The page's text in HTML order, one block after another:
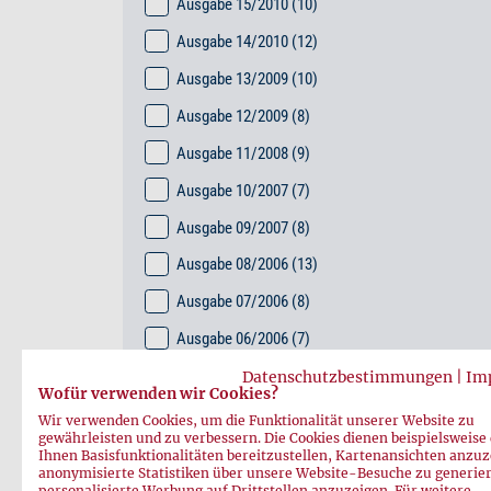
Ausgabe 15/2010 (10)
Ausgabe 14/2010 (12)
Ausgabe 13/2009 (10)
Ausgabe 12/2009 (8)
Ausgabe 11/2008 (9)
Ausgabe 10/2007 (7)
Ausgabe 09/2007 (8)
Ausgabe 08/2006 (13)
Ausgabe 07/2006 (8)
Ausgabe 06/2006 (7)
Ausgabe 05/2005(15)
Ausgabe 04/2005 (14)
Ausgabe 03/2004(16)
Datenschutzbestimmungen
Wofür verwenden wir Cookies?
Wir verwenden Cookies, um die Funktionalität unserer Website zu
gewährleisten und zu verbessern. Die Cookies dienen beispielsweise
Ihnen Basisfunktionalitäten bereitzustellen, Kartenansichten
anonymisierte Statistiken über unsere Website-Besuche zu